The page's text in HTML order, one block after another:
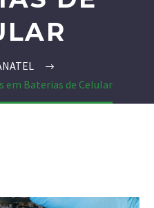
em Baterias de Celular